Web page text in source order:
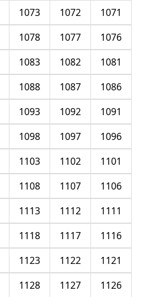
1071
1072
1073
1076
1077
1078
1081
1082
1083
1086
1087
1088
1091
1092
1093
1096
1097
1098
1101
1102
1103
1106
1107
1108
1111
1112
1113
1116
1117
1118
1121
1122
1123
1126
1127
1128